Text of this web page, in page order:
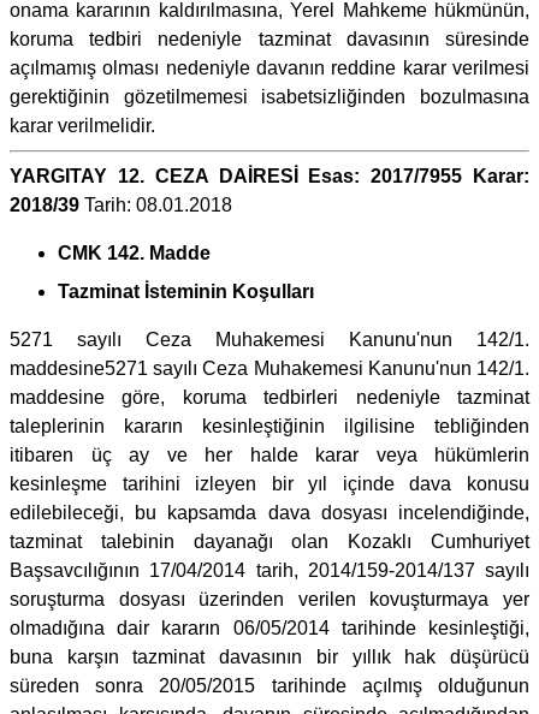
onama kararının kaldırılmasına, Yerel Mahkeme hükmünün,
koruma tedbiri nedeniyle tazminat davasının süresinde
açılmamış olması nedeniyle davanın reddine karar verilmesi
gerektiğinin gözetilmemesi isabetsizliğinden bozulmasına
karar verilmelidir.
YARGITAY 12. CEZA DAİRESİ Esas: 2017/7955 Karar:
2018/39 Tarih: 08.01.2018
CMK 142. Madde
Tazminat İsteminin Koşulları
5271 sayılı Ceza Muhakemesi Kanunu'nun 142/1.
maddesine5271 sayılı Ceza Muhakemesi Kanunu'nun 142/1.
maddesine göre, koruma tedbirleri nedeniyle tazminat
taleplerinin kararın kesinleştiğinin ilgilisine tebliğinden
itibaren üç ay ve her halde karar veya hükümlerin
kesinleşme tarihini izleyen bir yıl içinde dava konusu
edilebileceği, bu kapsamda dava dosyası incelendiğinde,
tazminat talebinin dayanağı olan Kozaklı Cumhuriyet
Başsavcılığının 17/04/2014 tarih, 2014/159-2014/137 sayılı
soruşturma dosyası üzerinden verilen kovuşturmaya yer
olmadığına dair kararın 06/05/2014 tarihinde kesinleştiği,
buna karşın tazminat davasının bir yıllık hak düşürücü
süreden sonra 20/05/2015 tarihinde açılmış olduğunun